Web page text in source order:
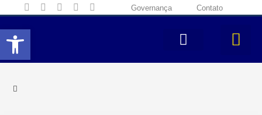
Abrir a barra de ferramentas
Governança Contato